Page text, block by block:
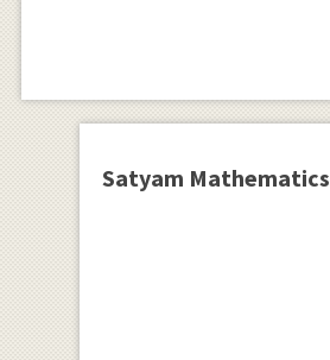
Satyam Mathematics